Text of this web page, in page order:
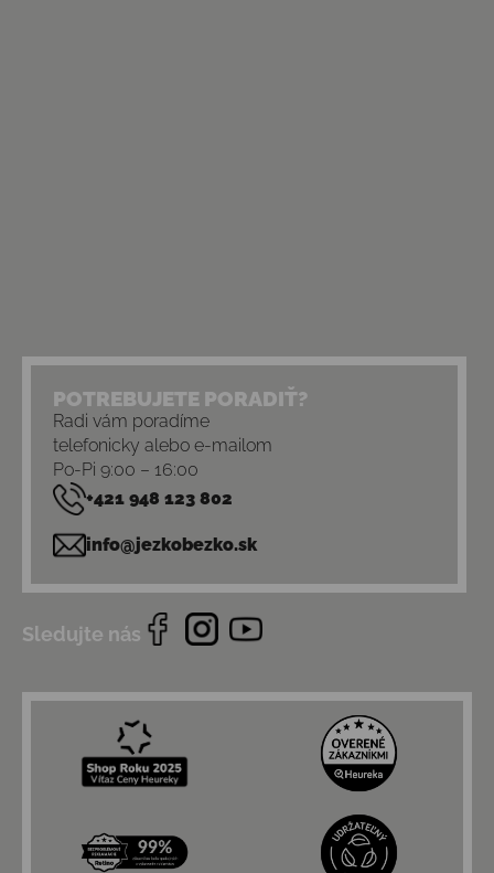
POTREBUJETE PORADIŤ?
Radi vám poradíme
telefonicky alebo e-mailom
Po-Pi 9:00 – 16:00
+421 948 123 802
info@jezkobezko.sk
Sledujte nás